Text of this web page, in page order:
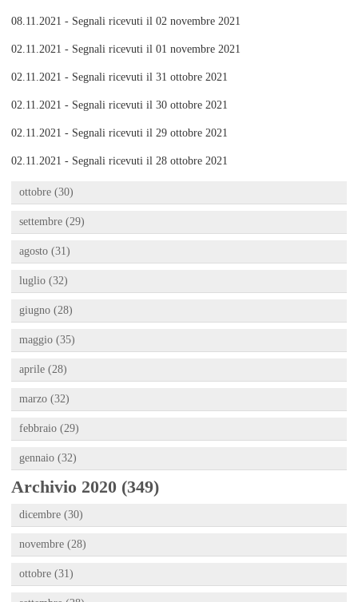
08.11.2021 - Segnali ricevuti il 02 novembre 2021
02.11.2021 - Segnali ricevuti il 01 novembre 2021
02.11.2021 - Segnali ricevuti il 31 ottobre 2021
02.11.2021 - Segnali ricevuti il 30 ottobre 2021
02.11.2021 - Segnali ricevuti il 29 ottobre 2021
02.11.2021 - Segnali ricevuti il 28 ottobre 2021
ottobre (30)
settembre (29)
agosto (31)
luglio (32)
giugno (28)
maggio (35)
aprile (28)
marzo (32)
febbraio (29)
gennaio (32)
Archivio 2020 (349)
dicembre (30)
novembre (28)
ottobre (31)